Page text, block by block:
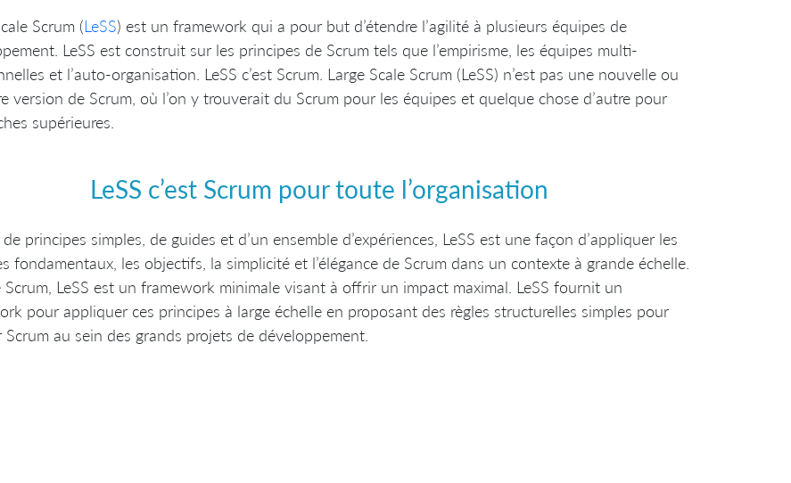
Scrum (LeSS) est un framework qui a pour but d’étendre l’agilité à plusieurs équipes de
LeSS est construit sur les principes de Scrum tels que l’empirisme, les équipes multi-
et l’auto-organisation. LeSS c’est Scrum. Large Scale Scrum (LeSS) n’est pas une nouvelle ou
version de Scrum, où l’on y trouverait du Scrum pour les équipes et quelque chose d’autre pour
supérieures.
LeSS c’est Scrum pour toute l’organisation
principes simples, de guides et d’un ensemble d’expériences, LeSS est une façon d’appliquer les
fondamentaux, les objectifs, la simplicité et l’élégance de Scrum dans un contexte à grande échelle.
Scrum, LeSS est un framework minimale visant à offrir un impact maximal. LeSS fournit un
pour appliquer ces principes à large échelle en proposant des règles structurelles simples pour
au sein des grands projets de développement.